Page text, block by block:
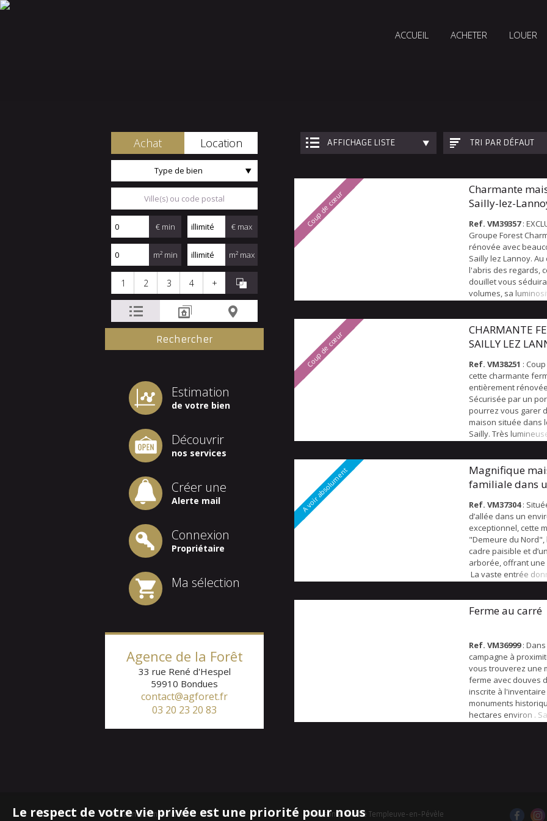
ACCUEIL ACHETER LOUER
Achat Location
Type de bien
€ min € max
m² min m² max
1 2 3 4 +
Estimation
de votre bien
Découvrir
nos services
Créer une
Alerte mail
Connexion
Propriétaire
Ma sélection
Agence de la Forêt
33 rue René d'Hespel
59910 Bondues
contact@agforet.fr
03 20 23 20 83
AFFICHAGE LISTE TRI PAR DÉFAUT
Coup de cœur
Charmante
Sailly-lez-
Ref. VM39357:
Groupe Forest
rénovée avec
Sailly lez Lannoy. Au
l'abris des regards,
douillet vous
volumes, sa
vous trouverez une
ouverte sur la
sur le jardin avec
bois, un bureau ou
supplémentair...
Coup de cœur
CHARMANTE
SAILLY LEZ
Ref. VM38251 :
cette charmante
entièrement
Sécurisée par un
pourrez vous garer
maison située dans
Sailly. Très lumineuse
coup sur par ses
distribution et sa
séjour salle à
cheminée feu de
parentale d'un coté
grande...
A voir absolument
Magnifique
familiale dans
environnement
Ref. VM37304:
d’allée dans un
exceptionnel, cette
"Demeure du Nord",
cadre paisible et
arborée, offrant une
La vaste entrée
lumineux et
cheminée qui
parfaitement l’espa...
Ferme au carré
Ref. VM36999:
campagne à
vous trouverez une
ferme avec douves
inscrite à
monuments
hectares environ . Sa
Achat maison Bondues Maison à vendre Templeuve-en-Pévèle
Le respect de votre vie privée est une priorité pour nous